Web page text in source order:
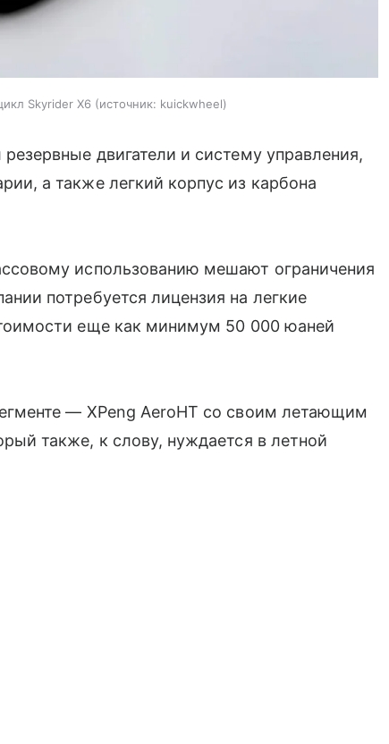
Skyrider X6 источник: kuickwheel
двигатели и систему управления,
а также легкий корпус из карбона
использованию мешают ограничения
потребуется лицензия на легкие
еще как минимум 50 000 юаней
— XPeng AeroHT со своим летающим
также, к слову, нуждается в летной